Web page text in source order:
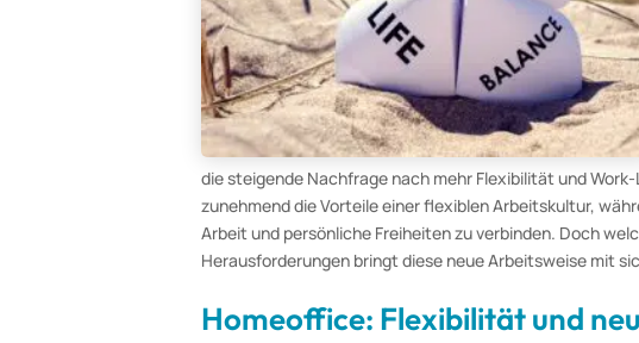
die steigende Nachfrage nach mehr Flexibilität und
zunehmend die Vorteile einer flexiblen Arbeitskultur,
Arbeit und persönliche Freiheiten zu verbinden. Doch
Herausforderungen bringt diese neue Arbeitsweise mit
Homeoffice: Flexibilität und